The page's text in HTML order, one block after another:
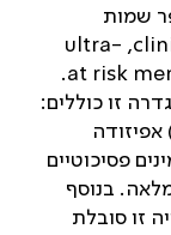
שמות
,
ultra-
at risk
.
זו כוללים:
גנטי המלווה בירידה בתפקוד; (2) אפיזודה
פסיכוטיים
בנוסף
זו סובלת